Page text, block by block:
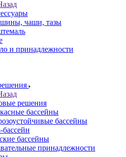
чаши, тазы
и принадлежности
решения
бассейны
бассейны
бассейны
принадлежности